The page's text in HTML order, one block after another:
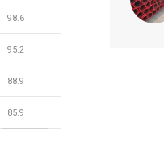
98.6
95.2
88.9
85.9